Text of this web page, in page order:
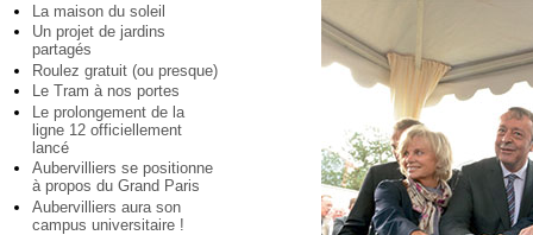
La maison du soleil
Un projet de jardins
partagés
Roulez gratuit (ou presque)
Le Tram à nos portes
Le prolongement de la
ligne 12 officiellement
lancé
Aubervilliers se positionne
à propos du Grand Paris
Aubervilliers aura son
campus universitaire !